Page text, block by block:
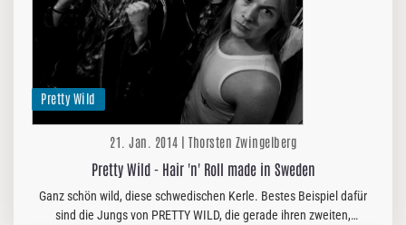
Pretty Wild
21. Jan. 2014 | Thorsten Zwingelberg
Pretty Wild - Hair 'n' Roll made in Sweden
Ganz schön wild, diese schwedischen Kerle. Bestes Beispiel dafür
sind die Jungs von PRETTY WILD, die gerade ihren zweiten,